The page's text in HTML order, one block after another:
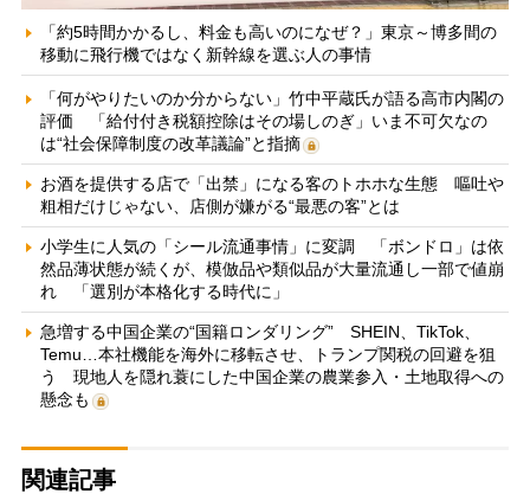
「約5時間かかるし、料金も高いのになぜ？」東京～博多間の
移動に飛行機ではなく新幹線を選ぶ人の事情
「何がやりたいのか分からない」竹中平蔵氏が語る高市内閣の
評価 「給付付き税額控除はその場しのぎ」いま不可欠なの
は“社会保障制度の改革議論”と指摘
お酒を提供する店で「出禁」になる客のトホホな生態 嘔吐や
粗相だけじゃない、店側が嫌がる“最悪の客”とは
小学生に人気の「シール流通事情」に変調 「ボンドロ」は依
然品薄状態が続くが、模倣品や類似品が大量流通し一部で値崩
れ 「選別が本格化する時代に」
急増する中国企業の“国籍ロンダリング” SHEIN、TikTok、
Temu…本社機能を海外に移転させ、トランプ関税の回避を狙
う 現地人を隠れ蓑にした中国企業の農業参入・土地取得への
懸念も
関連記事